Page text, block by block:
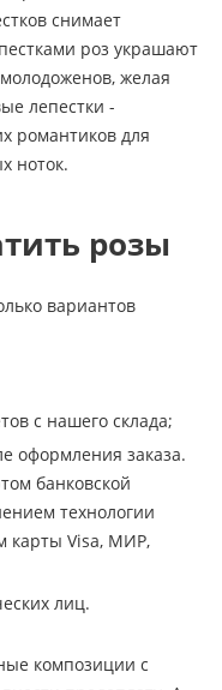
снимает
роз украшают
желая
лепестки -
романтиков для
ноток.
розы
вариантов
с нашего склада;
оформления заказа.
банковской
технологии
карты Visa, МИР,
лиц.
композиции с